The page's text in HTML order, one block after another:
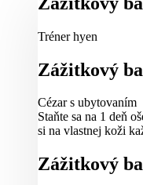
Tréner hyen
Zážitkový
Cézar s ubytovaním
Staňte sa na 1 deň
si na vlastnej koži
Zážitkový